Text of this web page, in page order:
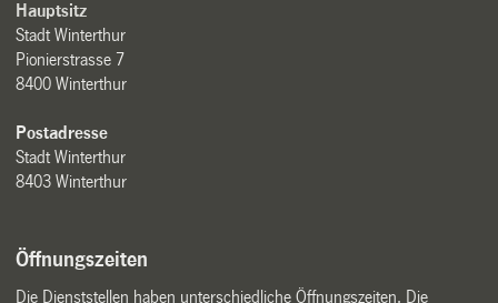
Hauptsitz
Stadt Winterthur
Pionierstrasse 7
8400 Winterthur
Postadresse
Stadt Winterthur
8403 Winterthur
Öffnungszeiten
Die Dienststellen haben unterschiedliche Öffnungszeiten. Die